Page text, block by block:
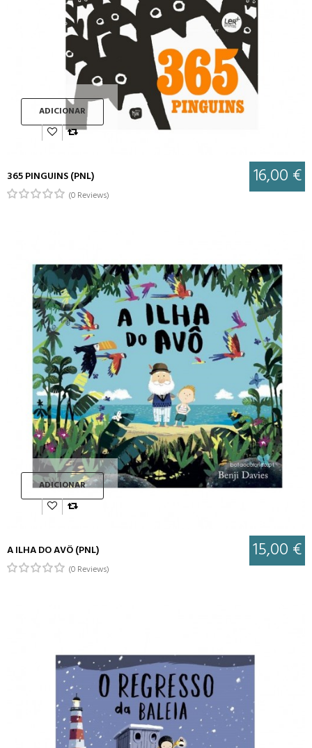
ADICIONAR
365 PINGUINS (PNL) 16,00 €
(0 Reviews)
ADICIONAR
A ILHA DO AVÔ (PNL) 15,00 €
(0 Reviews)